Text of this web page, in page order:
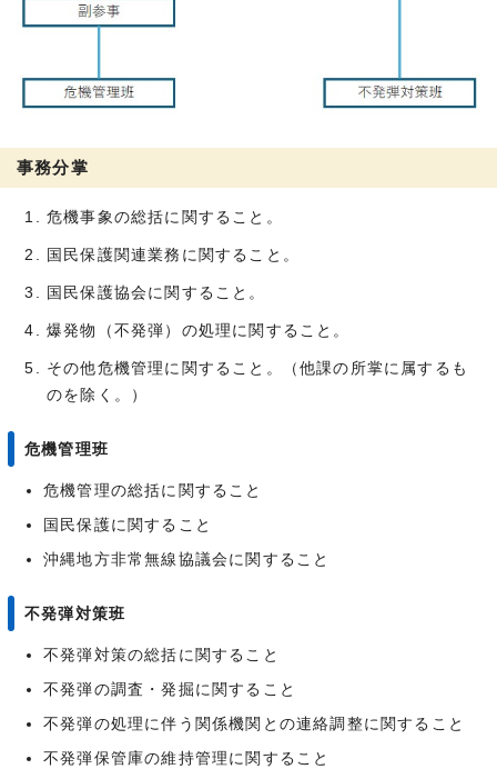
事務分掌
危機事象の総括に関すること。
国民保護関連業務に関すること。
国民保護協会に関すること。
爆発物（不発弾）の処理に関すること。
その他危機管理に関すること。（他課の所掌に属するも
のを除く。）
危機管理班
危機管理の総括に関すること
国民保護に関すること
沖縄地方非常無線協議会に関すること
不発弾対策班
不発弾対策の総括に関すること
不発弾の調査・発掘に関すること
不発弾の処理に伴う関係機関との連絡調整に関すること
不発弾保管庫の維持管理に関すること